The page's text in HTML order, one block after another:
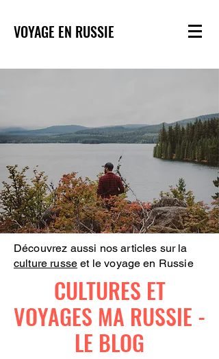
VOYAGE EN RUSSIE
Découvrez aussi nos articles sur la
culture russe et le voyage en Russie
CULTURES ET
VOYAGES MA RUSSIE -
LE BLOG